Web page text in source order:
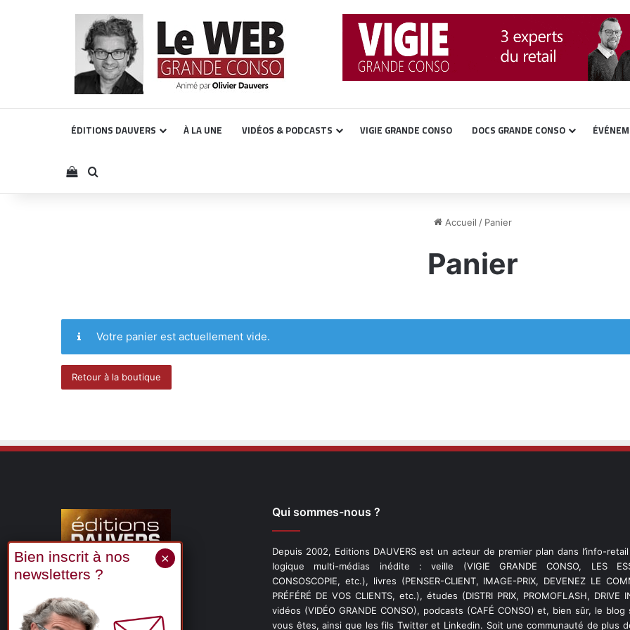
ÉDITIONS DAUVERS À LA UNE VIDÉOS & PODCASTS VIGIE GRANDE CONSO DOCS GRANDE CONSO
Voir votre panier
Rechercher
Accueil / Panier
Panier
Votre panier est actuellement vide.
Retour à la boutique
Qui sommes-nous ?
Depuis 2002, Editions DAUVERS est un acteur de premier plan dans l’info-
logique multi-médias inédite : veille (VIGIE GRANDE CONSO, LES
CONSOSCOPIE, etc.), livres (PENSER-CLIENT, IMAGE-PRIX, DEVENEZ LE
PRÉFÉRÉ DE VOS CLIENTS, etc.), études (DISTRI PRIX, PROMOFLASH, DRIVE
vidéos (VIDÉO GRANDE CONSO), podcasts (CAFÉ CONSO) et, bien sûr, le blog
vous êtes, ainsi que les fils Twitter et Linkedin. Soit une communauté de plus